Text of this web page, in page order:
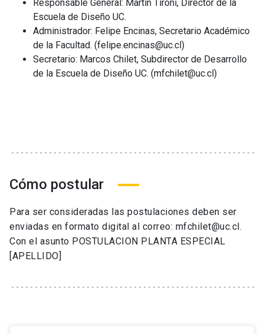
Responsable General: Martín Tironi, Director de la
Escuela de Diseño UC.
Administrador: Felipe Encinas, Secretario Académico
de la Facultad. (felipe.encinas@uc.cl)
Secretario: Marcos Chilet, Subdirector de Desarrollo
de la Escuela de Diseño UC. (mfchilet@uc.cl)
Cómo postular
Para ser consideradas las postulaciones deben ser
enviadas en formato digital al correo: mfchilet@uc.cl.
Con el asunto POSTULACION PLANTA ESPECIAL
[APELLIDO]